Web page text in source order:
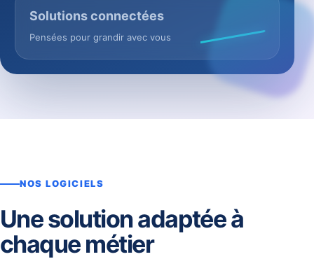
Solutions connectées
Pensées pour grandir avec vous
NOS LOGICIELS
Une solution adaptée à
chaque métier